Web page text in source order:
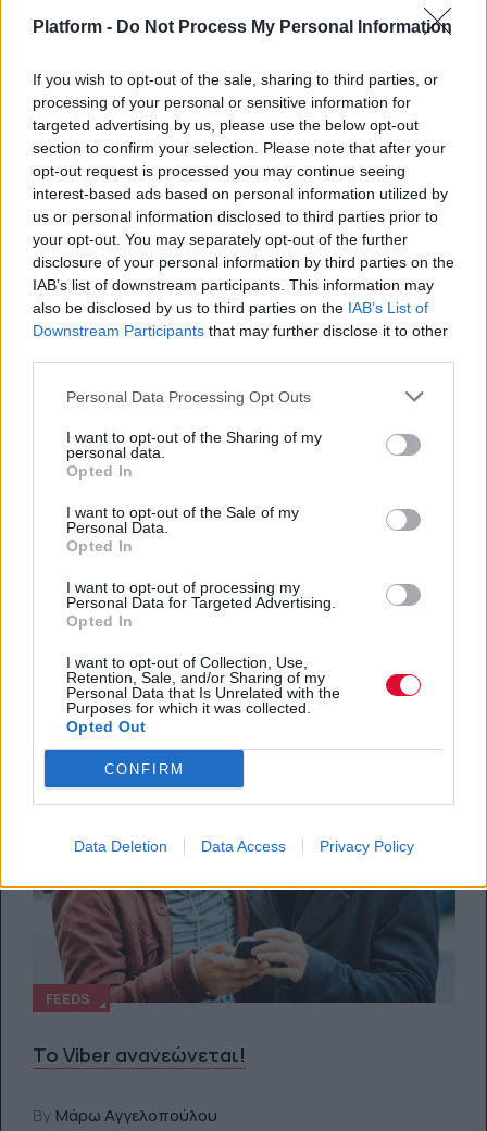
Platform - Do Not Process My Personal Information
If you wish to opt-out of the sale, sharing to third parties, or
processing of your personal or sensitive information for
targeted advertising by us, please use the below opt-out
section to confirm your selection. Please note that after your
opt-out request is processed you may continue seeing
interest-based ads based on personal information utilized by
us or personal information disclosed to third parties prior to
your opt-out. You may separately opt-out of the further
disclosure of your personal information by third parties on the
IAB’s list of downstream participants. This information may
also be disclosed by us to third parties on the IAB’s List of
Downstream Participants that may further disclose it to other
Personal Data Processing Opt Outs
I want to opt-out of the Sharing of my
personal data.
Opted In
I want to opt-out of the Sale of my
Personal Data.
Opted In
I want to opt-out of processing my
Personal Data for Targeted Advertising.
Opted In
I want to opt-out of Collection, Use,
Retention, Sale, and/or Sharing of my
Personal Data that Is Unrelated with the
Purposes for which it was collected.
Opted Out
CONFIRM
Data Deletion Data Access Privacy Policy
ByΜάρω Αγγελοπούλου
10.01.2017
FEEDS
Ποιες είναι οι νέες τάσεις στα ταξίδια για
το 2017;
Μάρω Αγγελοπούλου
FEEDS
Το Viber ανανεώνεται!
By Μάρω Αγγελοπούλου